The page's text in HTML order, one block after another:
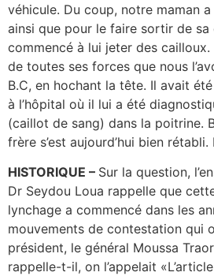
véhicule. Du coup, notre maman a
ainsi que pour le faire sortir de sa
commencé à lui jeter des cailloux.
de toutes ses forces que nous
B.C, en hochant la tête. Il avait
à l’hôpital où il lui a été
(caillot de sang) dans la poitrine.
frère s’est aujourd’hui bien
HISTORIQUE – Sur la question,
Dr Seydou Loua rappelle que
lynchage a commencé dans les
mouvements de contestation qui
président, le général Moussa
rappelle-t-il, on l’appelait